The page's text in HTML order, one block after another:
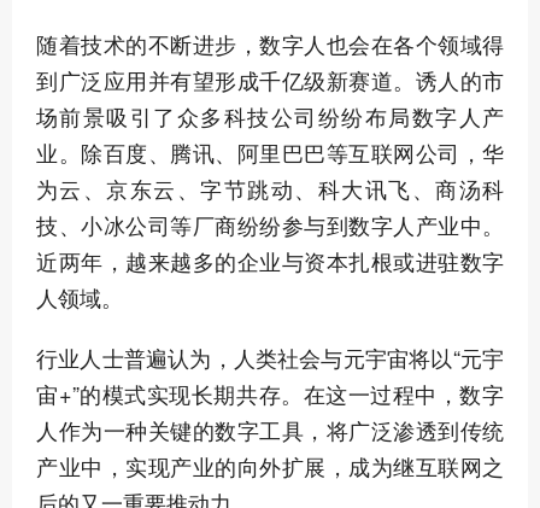
随着技术的不断进步，数字人也会在各个领域得
到广泛应用并有望形成千亿级新赛道。诱人的市
场前景吸引了众多科技公司纷纷布局数字人产
业。除百度、腾讯、阿里巴巴等互联网公司，华
为云、京东云、字节跳动、科大讯飞、商汤科
技、小冰公司等厂商纷纷参与到数字人产业中。
近两年，越来越多的企业与资本扎根或进驻数字
人领域。
行业人士普遍认为，人类社会与元宇宙将以“元宇
宙+”的模式实现长期共存。在这一过程中，数字
人作为一种关键的数字工具，将广泛渗透到传统
产业中，实现产业的向外扩展，成为继互联网之
后的又一重要推动力。